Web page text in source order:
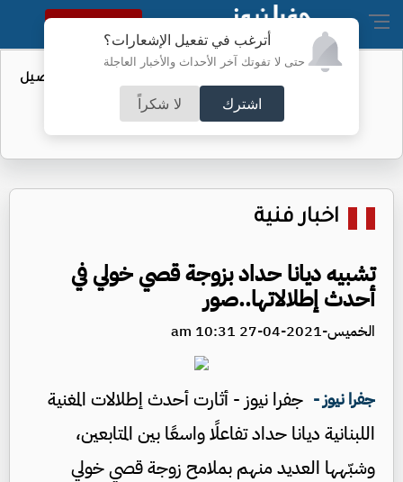
أترغب في تفعيل الإشعارات؟
حتى لا تفوتك آخر الأحداث والأخبار العاجلة
اشترك لا شكراً
النسخة الكاملة
عطاء حكومي لتعزيز مخزون النفط - تفاصيل
اخبار فنية
تشبيه ديانا حداد بزوجة قصي خولي في
أحدث إطلالاتها..صور
الخميس-2021-04-27 10:31 am
جفرا نيوز - جفرا نيوز - أثارت أحدث إطلالات المغنية
اللبنانية ديانا حداد تفاعلًا واسعًا بين المتابعين،
وشبّهها العديد منهم بملامح زوجة قصي خولي